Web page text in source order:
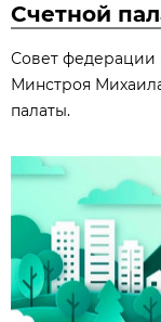
Счетной
Совет федерации
Минстроя
палаты.